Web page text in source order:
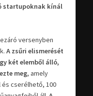
startupoknak kínál
versenyben
A zsűri elismerését
két elemből álló,
meg, amely
cserélhető, 100